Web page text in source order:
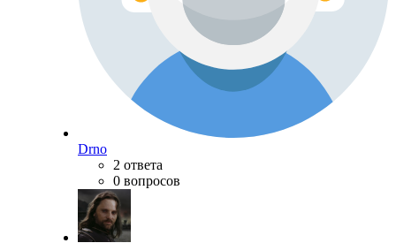
Drno
2 ответа
0 вопросов